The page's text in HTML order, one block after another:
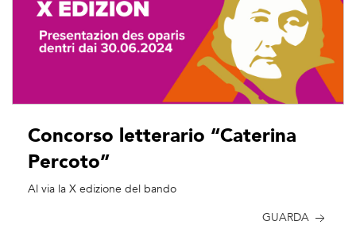
Concorso letterario “Caterina
Percoto”
Al via la X edizione del bando
GUARDA